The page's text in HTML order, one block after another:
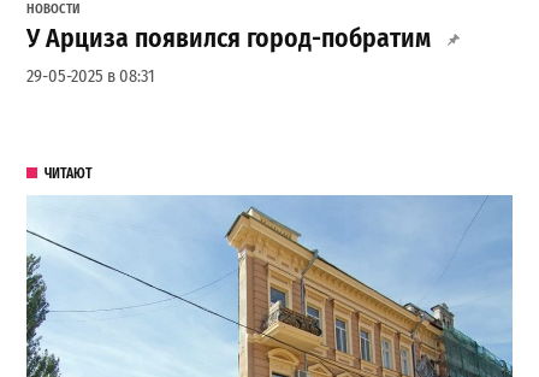
НОВОСТИ
У Арциза появился город-побратим
29-05-2025 в 08:31
ЧИТАЮТ